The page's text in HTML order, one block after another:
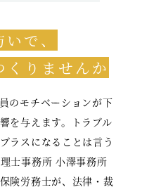
で、
りませんか
のモチベーションが下
を与えます。トラブル
ラスになることは言う
士事務所 小澤事務所
険労務士が、法律・裁